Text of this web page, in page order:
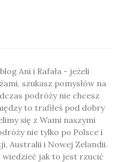
Ani i Rafała - jeżeli
szukasz pomysłów na
podróży nie chcesz
to trafiłeś pod dobry
się z Wami naszymi
nie tylko po Polsce i
Australii i Nowej Zelandii.
wiedzieć jak to jest rzucić